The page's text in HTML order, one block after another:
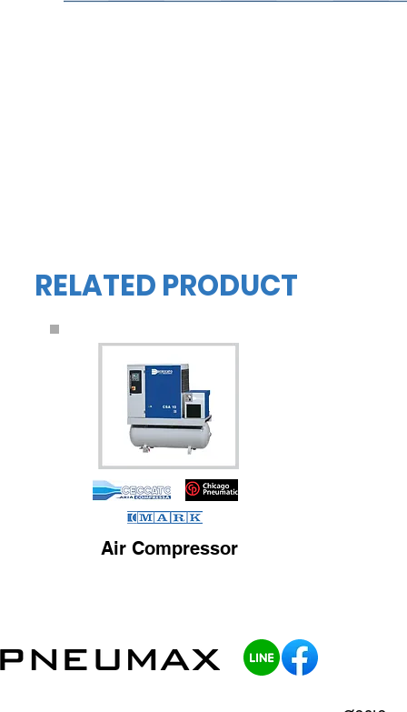
RELATED PRODUCT
Air Compressor